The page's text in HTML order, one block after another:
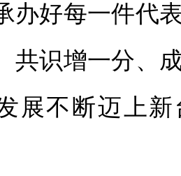
办好每一件代
共识增一分、
展不断迈上